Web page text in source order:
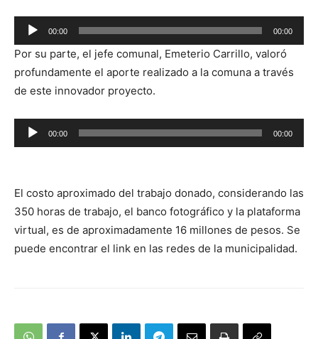
Reproductor
de
audio
00:00 00:00
Por su parte, el jefe comunal, Emeterio Carrillo, valoró
profundamente el aporte realizado a la comuna a través
de este innovador proyecto.
Reproductor
de
00:00 00:00
El costo aproximado del trabajo donado, considerando las
350 horas de trabajo, el banco fotográfico y la plataforma
virtual, es de aproximadamente 16 millones de pesos. Se
puede encontrar el link en las redes de la municipalidad.